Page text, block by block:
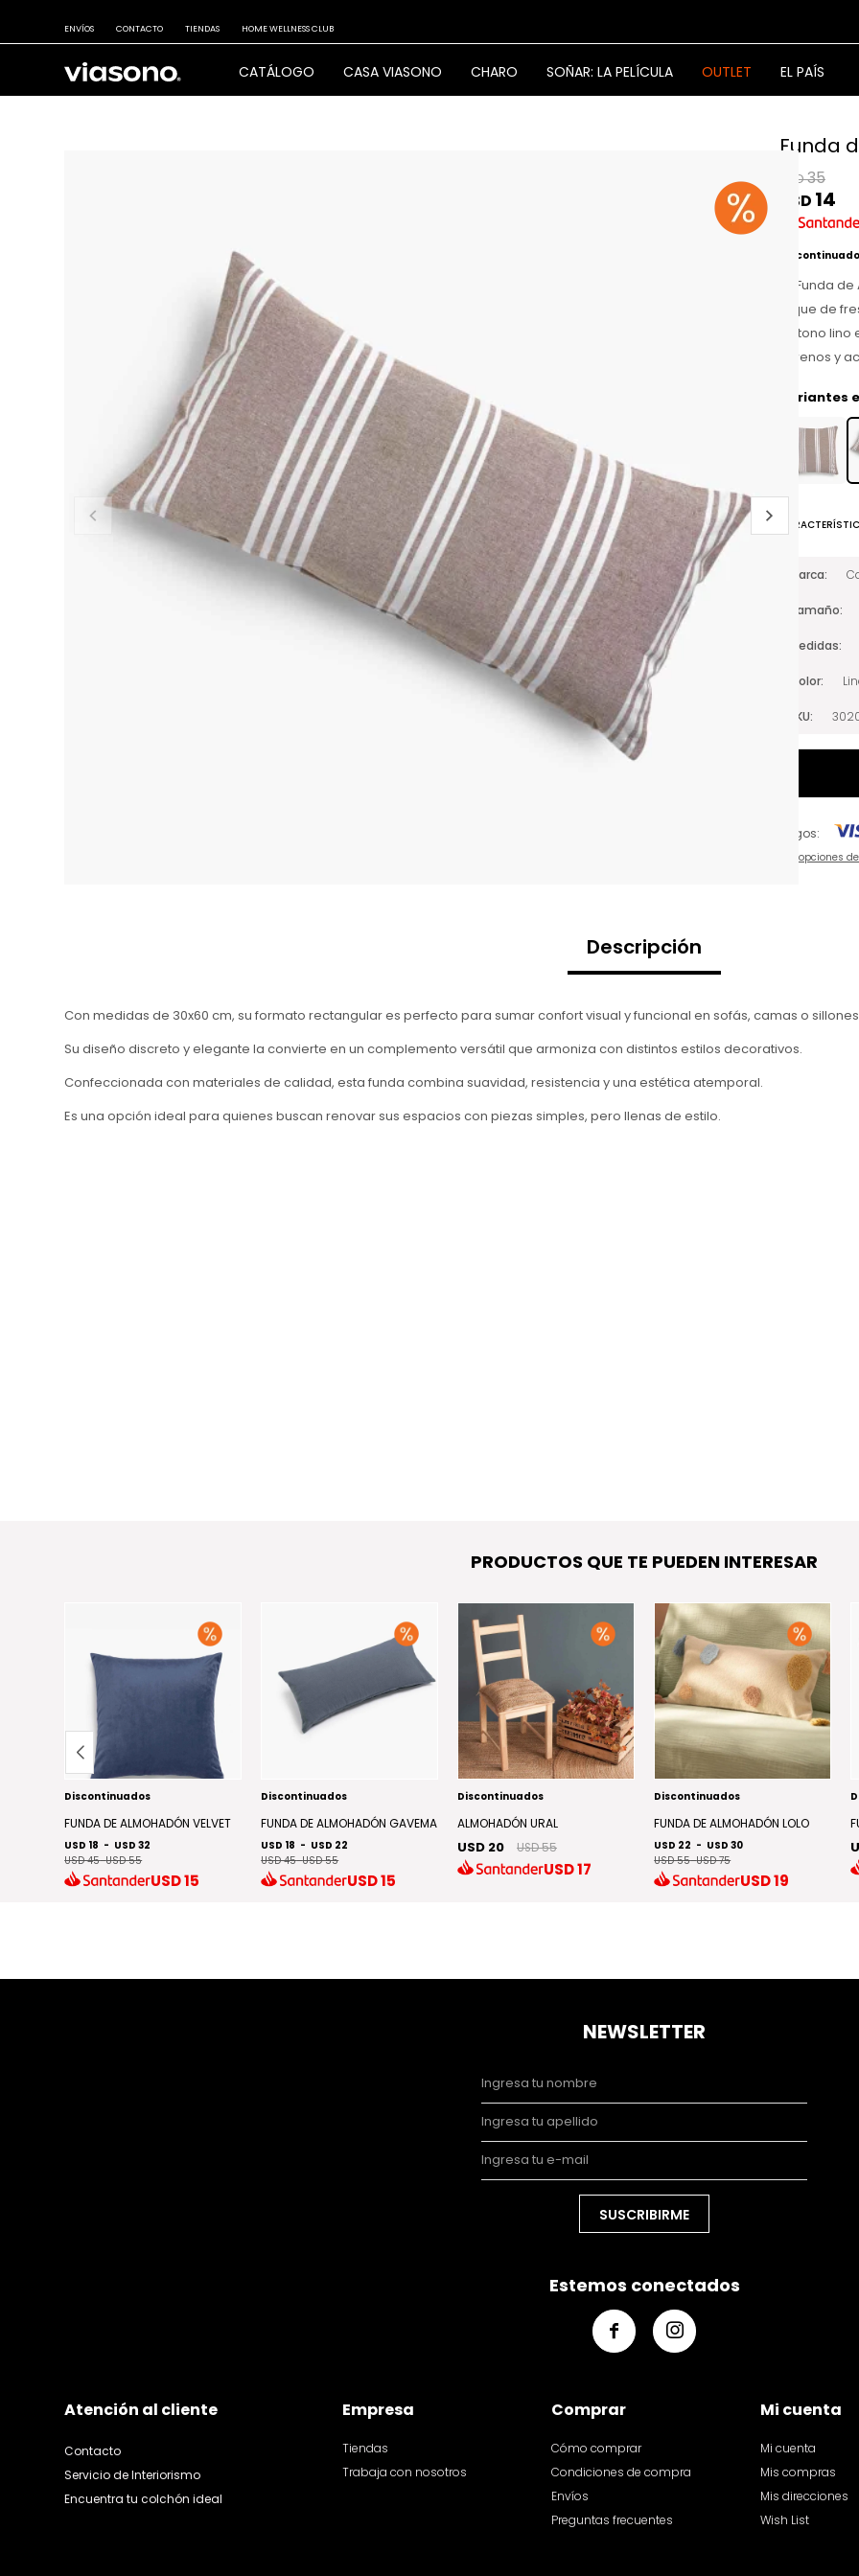
CATÁLOGO CASA VIASONO CHARO SOÑAR: LA PELÍCULA OUTLET EL PAÍS
ENVÍOS CONTACTO TIENDAS HOME WELLNESS CLUB
Funda
USD35
USD 14
La Funda
toque de
Su tono
serenos y
Variantes
Marca
Tamaño
Medidas
Color
SKU
Pagos:
Ver opciones
Descripción
Con medidas de 30x60 cm, su formato rectangular es perfecto para sumar confort visual y funcional en sofás, camas o
Su diseño discreto y elegante la convierte en un complemento versátil que armoniza con distintos estilos decorativos.
Confeccionada con materiales de calidad, esta funda combina suavidad, resistencia y una estética atemporal.
Es una opción ideal para quienes buscan renovar sus espacios con piezas simples, pero llenas de estilo.
PRODUCTOS QUE TE PUEDEN INTERESAR
Discontinuados
FUNDA DE ALMOHADÓN VELVET
USD 18 - USD 32
USD 45-USD 55
USD15
Discontinuados
FUNDA DE ALMOHADÓN GAVEMA
USD 18 - USD 22
USD 45-USD 55
USD15
Discontinuados
ALMOHADÓN URAL
USD 20 USD 55
USD17
Discontinuados
FUNDA DE ALMOHADÓN LOLO
USD 22 - USD 30
USD 55-USD 75
USD19
Atención al cliente
Contacto
Servicio de Interiorismo
Encuentra tu colchón ideal
Empresa
Tiendas
Trabaja con nosotros
Comprar
Cómo comprar
Condiciones de compra
Envíos
Preguntas frecuentes
Mi cuenta
Mi cuenta
Mis compras
Mis direcciones
Wish List
NEWSLETTER
SUSCRIBIRME
Estemos conectados
 